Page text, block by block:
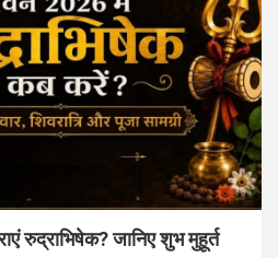
रुद्राभिषेक? जानिए शुभ मुहूर्त